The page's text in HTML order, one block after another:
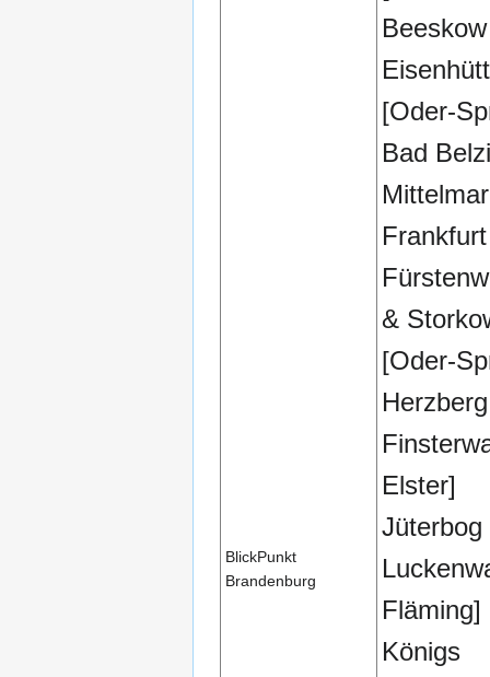
BlickPunkt
Brandenburg
[Oder-
Bad
&
[Oder-
Elster]
Jüterbog
Fläming]
Königs